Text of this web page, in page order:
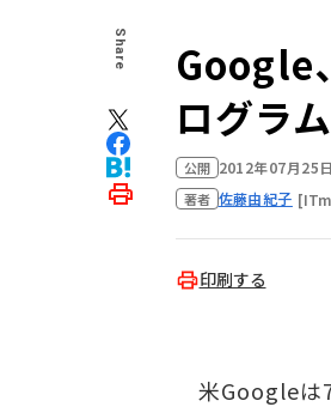
Share
Google
ログラ
公開 2012年07月25
著者 佐藤由紀子
印刷する
米Googleは7